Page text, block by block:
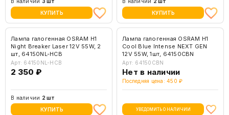
КУПИТЬ
КУПИТЬ
Лампа галогенная OSRAM H1
Night Breaker Laser 12V 55W, 2
шт, 64150NL-HCB
Арт: 64150NL-HCB
2 350 ₽
В наличии 2 шт
КУПИТЬ
Лампа галогенная OSRAM H1
Cool Blue Intense NEXT GEN
12V 55W, 1шт, 64150CBN
Арт: 64150CBN
Нет в наличии
Последняя цена: 450 ₽
УВЕДОМИТЬ О НАЛИЧИИ